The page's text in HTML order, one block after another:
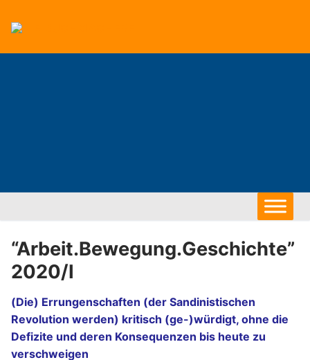
Inhalt
“Arbeit.Bewegung.Geschichte”
2020/I
(Die) Errungenschaften (der Sandinistischen
Revolution werden) kritisch (ge-)würdigt, ohne die
Defizite und deren Konsequenzen bis heute zu
verschweigen